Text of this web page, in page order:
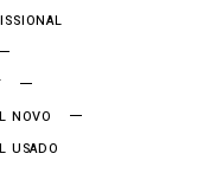
NOVO
USADO